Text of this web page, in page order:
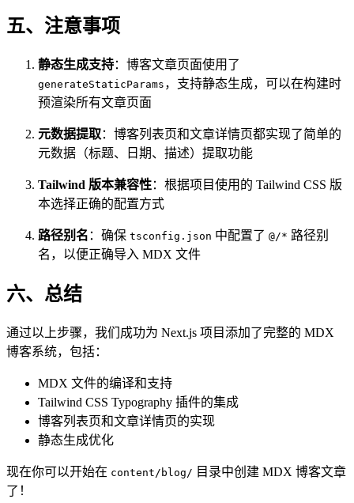
五、注意事项
静态生成支持：博客文章页面使用了
generateStaticParams ，支持静态生成，可以在构建时
预渲染所有文章页面
元数据提取：博客列表页和文章详情页都实现了简单的
元数据（标题、日期、描述）提取功能
Tailwind 版本兼容性：根据项目使用的 Tailwind CSS 版
本选择正确的配置方式
路径别名 ：确保 tsconfig.json 中配置了 @/* 路径别
名，以便正确导入 MDX 文件
六、总结
通过以上步骤，我们成功为 Next.js 项目添加了完整的 MDX
博客系统，包括：
MDX 文件的编译和支持
Tailwind CSS Typography 插件的集成
博客列表页和文章详情页的实现
静态生成优化
现在你可以开始在 content/blog/ 目录中创建 MDX 博客文章
了！